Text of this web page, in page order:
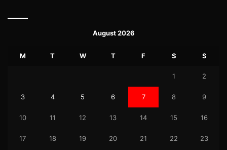
August 2026
M T W T F S S
1 2
3 4 5 6 7 8 9
10 11 12 13 14 15 16
17 18 19 20 21 22 23